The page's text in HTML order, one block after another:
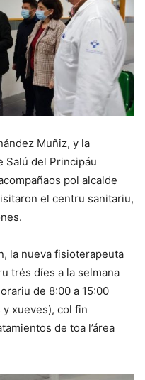
Muñiz, y la
Salú del Principáu
pol alcalde
el centru sanitariu,
la nueva fisioterapeuta
trés díes a la selmana
de 8:00 a 15:00
xueves), col fin
de toa l’área